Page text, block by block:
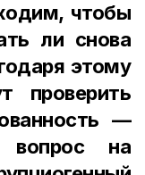
чтобы
ли снова
этому
проверить
—
на